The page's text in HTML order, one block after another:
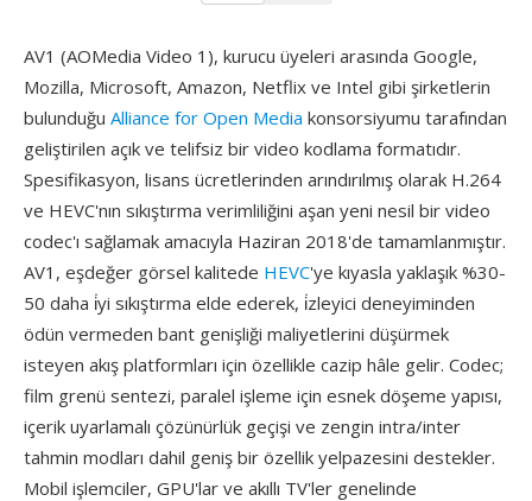
AV1 (AOMedia Video 1), kurucu üyeleri arasında Google,
Mozilla, Microsoft, Amazon, Netflix ve Intel gibi şirketlerin
bulunduğu Alliance for Open Media konsorsiyumu tarafından
geliştirilen açık ve telifsiz bir video kodlama formatıdır.
Spesifikasyon, lisans ücretlerinden arındırılmış olarak H.264
ve HEVC'nın sıkıştırma verimliliğini aşan yeni nesil bir video
codec'ı sağlamak amacıyla Haziran 2018'de tamamlanmıştır.
AV1, eşdeğer görsel kalitede HEVC'ye kıyasla yaklaşık %30-
50 daha i̇yi sıkıştırma elde ederek, i̇zleyici deneyiminden
ödün vermeden bant genişliği maliyetlerini düşürmek
isteyen akış platformları için özellikle cazip hâle gelir. Codec;
film grenü sentezi, paralel işleme için esnek döşeme yapısı,
içerik uyarlamalı çözünürlük geçişi ve zengin intra/inter
tahmin modları dahil geniş bir özellik yelpazesini destekler.
Mobil işlemciler, GPU'lar ve akıllı TV'ler genelinde